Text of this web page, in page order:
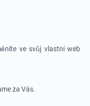
ve svůj vlastní web
za Vás.